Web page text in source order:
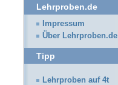
Lehrproben.de
Impressum
Über Lehrproben.de
Tipp
Lehrproben auf 4t